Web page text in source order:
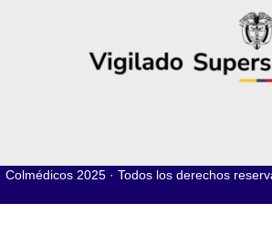
Colmédicos 2025 · Todos los derechos